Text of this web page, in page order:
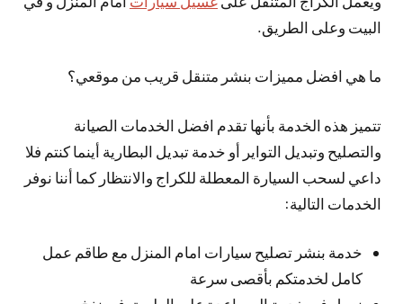
البيت وعلى الطريق.
ما هي افضل مميزات بنشر متنقل قريب من موقعي؟
تتميز هذه الخدمة بأنها تقدم افضل الخدمات الصيانة
والتصليح وتبديل التواير أو خدمة تبديل البطارية أينما كنتم فلا
داعي لسحب السيارة المعطلة للكراج والانتظار كما أننا نوفر
الخدمات التالية:
خدمة بنشر تصليح سيارات امام المنزل مع طاقم عمل
كامل لخدمتكم بأقصى سرعة